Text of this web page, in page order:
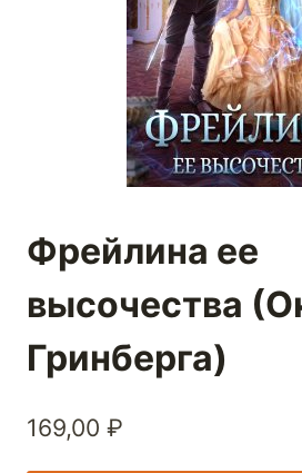
Фрейлина ее
высочества
Гринберга)
169,00 ₽